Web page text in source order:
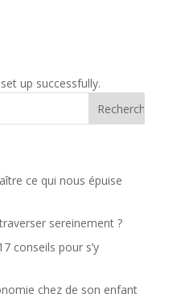
up successfully.
ce qui nous épuise
sereinement ?
conseils pour s’y
chez de son enfant